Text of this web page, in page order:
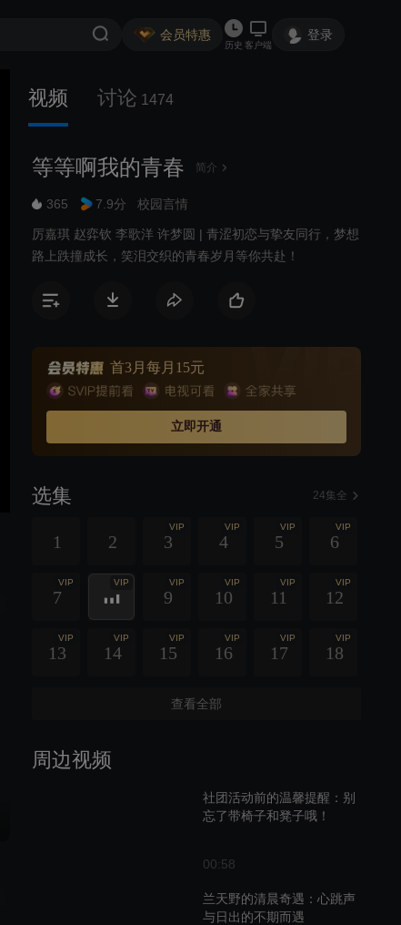
会员特惠
历史 客户端
登录
视频 讨论 1474
等等啊我的青春 简介
365 7.9分 校园言情
厉嘉琪 赵弈钦 李歌洋 许梦圆 | 青涩初恋与挚友同行，梦想
路上跌撞成长，笑泪交织的青春岁月等你共赴！
首3月每月15元
立即开通
选集 24集全
1 2
VIP
3
VIP
4
VIP
5
VIP
6
VIP
7
VIP VIP
9
VIP
10
VIP
11
VIP
12
VIP
13
VIP
14
VIP
15
VIP
16
VIP
17
VIP
18
查看全部
周边视频
社团活动前的温馨提醒：别
忘了带椅子和凳子哦！
00:58
兰天野的清晨奇遇：心跳声
与日出的不期而遇